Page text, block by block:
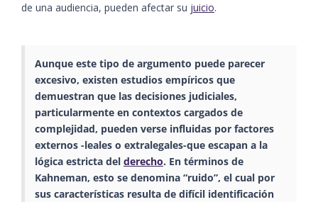
de una audiencia, pueden afectar su juicio.
Aunque este tipo de argumento puede parecer
excesivo, existen estudios empíricos que
demuestran que las decisiones judiciales,
particularmente en contextos cargados de
complejidad, pueden verse influidas por factores
externos -leales o extralegales-que escapan a la
lógica estricta del derecho. En términos de
Kahneman, esto se denomina “ruido”, el cual por
sus características resulta de difícil identificación